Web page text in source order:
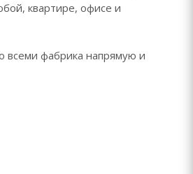
квартире, офисе и
всеми фабрика напрямую и